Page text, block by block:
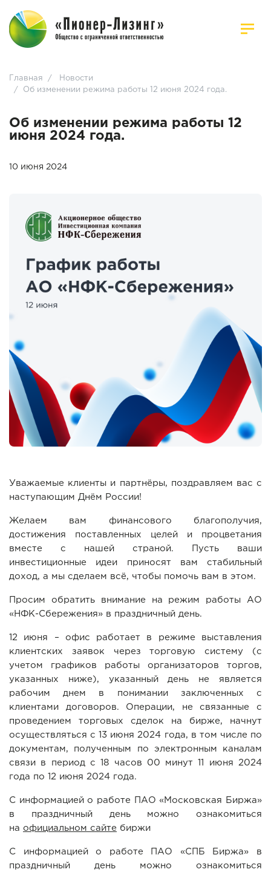
Главная /
Новости
/
Об изменении режима работы 12 июня 2024 года.
Об изменении режима работы 12
июня 2024 года.
10 июня 2024
Уважаемые клиенты и партнёры, поздравляем вас с
наступающим Днём России!
Желаем вам финансового благополучия,
достижения поставленных целей и процветания
вместе с нашей страной. Пусть ваши
инвестиционные идеи приносят вам стабильный
доход, а мы сделаем всё, чтобы помочь вам в этом.
Просим обратить внимание на режим работы АО
«НФК-Сбережения» в праздничный день.
12 июня – офис работает в режиме выставления
клиентских заявок через торговую систему (с
учетом графиков работы организаторов торгов,
указанных ниже), указанный день не является
рабочим днем в понимании заключенных с
клиентами договоров. Операции, не связанные с
проведением торговых сделок на бирже, начнут
осуществляться с 13 июня 2024 года, в том числе по
документам, полученным по электронным каналам
связи в период с 18 часов 00 минут 11 июня 2024
года по 12 июня 2024 года.
С информацией о работе ПАО «Московская Биржа»
в праздничный день можно ознакомиться
на официальном сайте биржи
С информацией о работе ПАО «СПБ Биржа» в
праздничный день можно ознакомиться